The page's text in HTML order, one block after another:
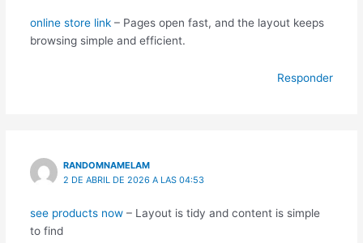
online store link– Pages open fast, and the layout keeps
browsing simple and efficient.
Responder
RANDOMNAMELAM
2 DE ABRIL DE 2026 A LAS 04:53
see products now– Layout is tidy and content is simple
to find